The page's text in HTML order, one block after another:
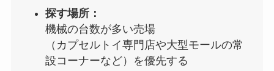
探す場所：
機械の台数が多い売場
（カプセルトイ専門店や大型モールの常
設コーナーなど）を優先する